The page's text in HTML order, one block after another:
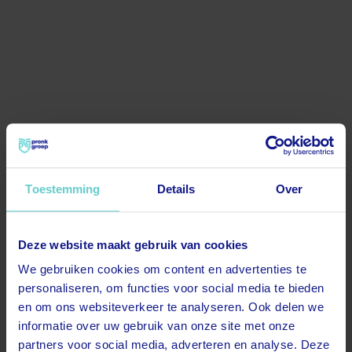
Toestemming Details Over
Deze website maakt gebruik van cookies
We gebruiken cookies om content en advertenties te
personaliseren, om functies voor social media te bieden
en om ons websiteverkeer te analyseren. Ook delen we
informatie over uw gebruik van onze site met onze
partners voor social media, adverteren en analyse. Deze
500